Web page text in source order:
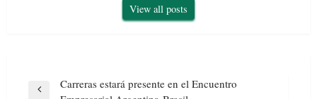
View all posts
Navegación
Carreras estará presente en el Encuentro